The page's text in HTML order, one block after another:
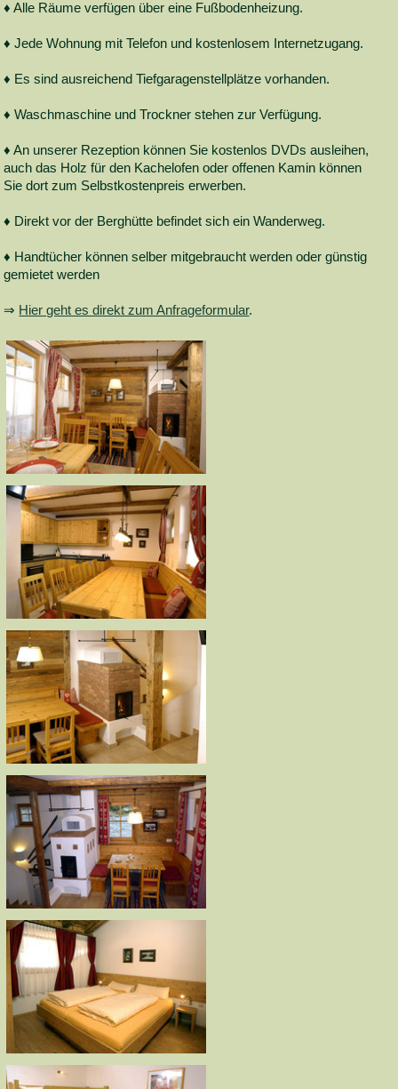
♦ Alle Räume verfügen über eine Fußbodenheizung.
♦ Jede Wohnung mit Telefon und kostenlosem Internetzugang.
♦ Es sind ausreichend Tiefgaragenstellplätze vorhanden.
♦ Waschmaschine und Trockner stehen zur Verfügung.
♦ An unserer Rezeption können Sie kostenlos DVDs ausleihen,
auch das Holz für den Kachelofen oder offenen Kamin können
Sie dort zum Selbstkostenpreis erwerben.
♦ Direkt vor der Berghütte befindet sich ein Wanderweg.
♦ Handtücher können selber mitgebraucht werden oder günstig
gemietet werden
⇒ Hier geht es direkt zum Anfrageformular.